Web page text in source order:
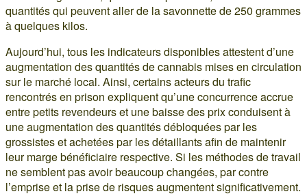
quantités qui peuvent aller de la savonnette de 250 grammes
à quelques kilos.
Aujourd’hui, tous les indicateurs disponibles attestent d’une
augmentation des quantités de cannabis mises en circulation
sur le marché local. Ainsi, certains acteurs du trafic
rencontrés en prison expliquent qu’une concurrence accrue
entre petits revendeurs et une baisse des prix conduisent à
une augmentation des quantités débloquées par les
grossistes et achetées par les détaillants afin de maintenir
leur marge bénéficiaire respective. Si les méthodes de travail
ne semblent pas avoir beaucoup changées, par contre
l’emprise et la prise de risques augmentent significativement.